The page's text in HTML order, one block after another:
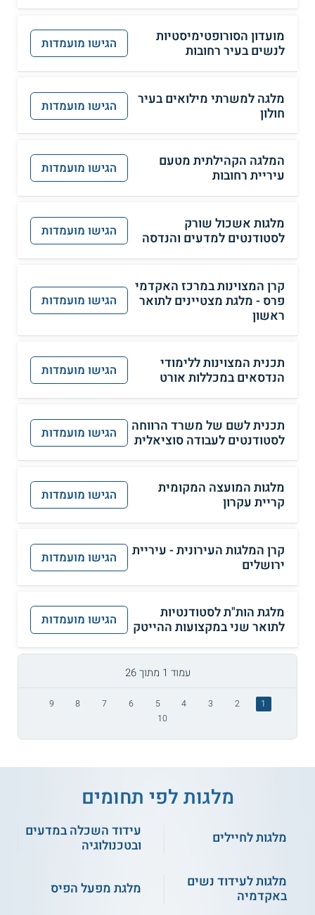
מועדון הסורופטימיסטיות
לנשים בעיר רחובות
הגישו מועמדות
מלגה למשרתי מילואים בעיר
חולון
הגישו מועמדות
המלגה הקהילתית מטעם
עיריית רחובות
הגישו מועמדות
מלגות אשכול שורק
לסטודנטים למדעים והנדסה
הגישו מועמדות
קרן המצוינות במרכז האקדמי
פרס - מלגת מצטיינים לתואר
ראשון
הגישו מועמדות
תכנית המצוינות ללימודי
הנדסאים במכללות אורט
הגישו מועמדות
תכנית לשם של משרד הרווחה
לסטודנטים לעבודה סוציאלית
הגישו מועמדות
מלגות המועצה המקומית
קריית עקרון
הגישו מועמדות
קרן המלגות העירונית - עיריית
ירושלים
הגישו מועמדות
מלגת הות"ת לסטודנטיות
לתואר שני במקצועות ההייטק
הגישו מועמדות
עמוד 1 מתוך 26
1
2
3
4
5
6
7
8
9
10
מלגות לפי תחומים
מלגות לחיילים
עידוד השכלה במדעים
ובטכנולוגיה
מלגות לעידוד נשים
באקדמיה
מלגת מפעל הפיס